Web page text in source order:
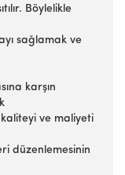
Böylelikle
sağlamak ve
karşın
ve maliyeti
düzenlemesinin